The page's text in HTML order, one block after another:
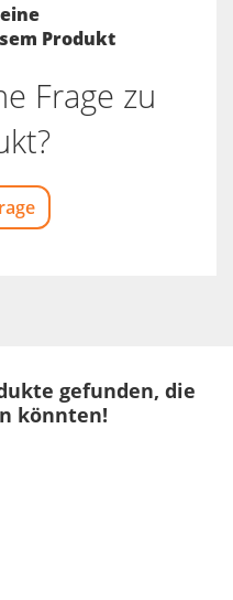
Produkt
Frage zu
gefunden, die
könnten!